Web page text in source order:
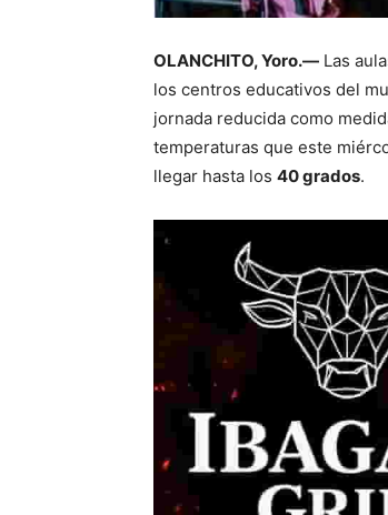
OLANCHITO, Yoro.— Las
los centros educativos del
jornada reducida como
temperaturas que este
llegar hasta los 40 grados.